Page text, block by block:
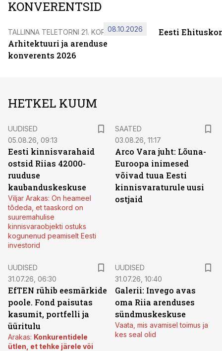
KONVERENTSID
TALLINNA TELETORNI 21. KORRUSEL
Arhitektuuri ja arenduse
konverents 2026
08.10.2026 Eesti
HETKEL KUUM
UUDISED
05.08.26, 09:13
Eesti kinnisvarahaid
ostsid Riias 42000-
ruuduse
kaubanduskeskuse
Viljar Arakas: On heameel
tõdeda, et taaskord on
suuremahulise
kinnisvaraobjekti ostuks
kogunenud peamiselt Eesti
investorid
SAATED
03.08.26, 11:17
Arco Vara juht: Lõuna-
Euroopa inimesed
võivad tuua Eesti
kinnisvaraturule uusi
ostjaid
UUDISED
31.07.26, 06:30
EfTEN rühib eesmärkide
poole. Fond paisutas
kasumit, portfelli ja
üüritulu
Arakas: Konkurentidele
ütlen, et tehke järele või
UUDISED
31.07.26, 10:40
Galerii: Invego avas
oma Riia arenduses
sündmuskeskuse
Vaata, mis avamisel toimus ja
kes seal olid